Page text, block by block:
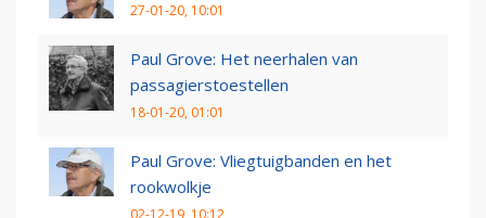
27-01-20, 10:01
Paul Grove: Het neerhalen van
passagierstoestellen
18-01-20, 01:01
Paul Grove: Vliegtuigbanden en het
rookwolkje